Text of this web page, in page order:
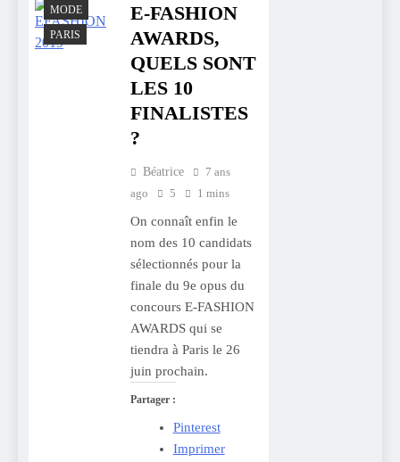
MODE
PARIS
E-FASHION
AWARDS,
QUELS SONT
LES 10
FINALISTES
?
Béatrice
7 ans
ago
5 1 mins
On connaît enfin le
nom des 10 candidats
sélectionnés pour la
finale du 9e opus du
concours E-FASHION
AWARDS qui se
tiendra à Paris le 26
juin prochain.
Partager :
Pinterest
Imprimer